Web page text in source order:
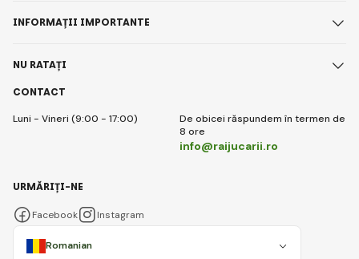
CONTACT
Luni - Vineri (9:00 - 17:00)
De obicei răspundem în termen de
8 ore
info@raijucarii.ro
INFORMAȚII IMPORTANTE
NU RATAȚI
Romanian
URMĂRIȚI-NE
Facebook Instagram